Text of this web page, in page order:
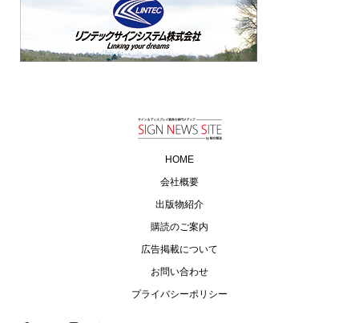
HOME
会社概要
出版物紹介
購読のご案内
広告掲載について
お問い合わせ
プライバシーポリシー